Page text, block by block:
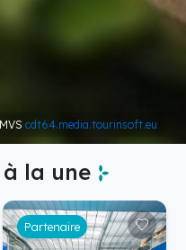
cdt64.media.tourinsoft.eu
à la une